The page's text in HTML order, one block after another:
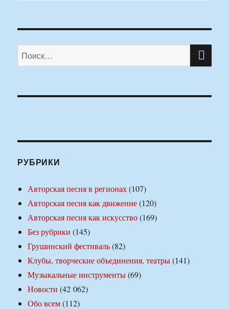
Искать:
РУБРИКИ
Авторская песня в регионах(107)
Авторская песня как движение(120)
Авторская песня как искусство(169)
Без рубрики (145)
Грушинский фестиваль(82)
Клубы, творческие объединения, театры(141)
Музыкальные инструменты(69)
Новости (42 062)
Обо всем(112)